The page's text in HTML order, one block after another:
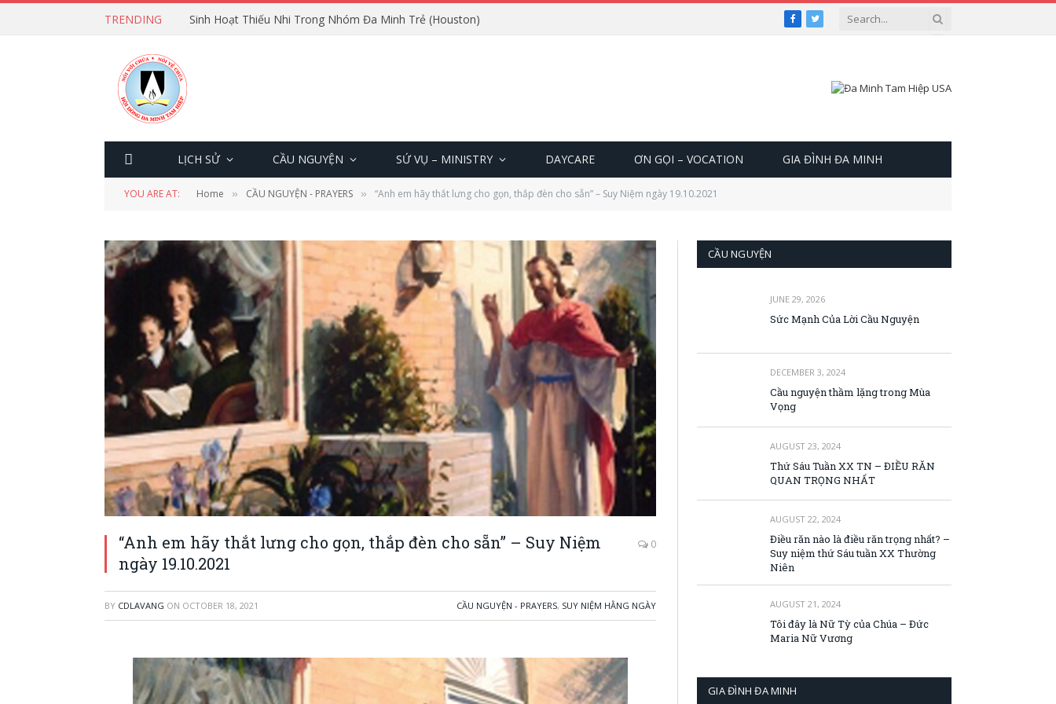
TRENDING Sinh Hoạt Thiếu Nhi Trong Nhóm Đa Minh Trẻ (Houston) Facebook
Twitter
LỊCH SỬ CẦU NGUYỆN SỨ VỤ – MINISTRY DAYCARE ƠN GỌI – VOCATION GIA ĐÌNH ĐA MINH
YOU ARE AT: Home » CẦU NGUYỆN - PRAYERS » “Anh em hãy thắt lưng cho gọn, thắp đèn cho sẵn” – Suy Niệm ngày 19.10.2021
“Anh em hãy thắt lưng cho gọn, thắp đèn cho sẵn” – Suy Niệm
ngày 19.10.2021
0
BY CDLAVANG ON OCTOBER 18, 2021 CẦU NGUYỆN - PRAYERS, SUY NIỆM HẰNG NGÀY
CẦU NGUYỆN
JUNE 29, 2026
Sức Mạnh Của Lời Cầu Nguyện
DECEMBER 3, 2024
Cầu nguyện thầm lặng trong Mùa
Vọng
AUGUST 23, 2024
Thứ Sáu Tuần XX TN – ĐIỀU RĂN
QUAN TRỌNG NHẤT
AUGUST 22, 2024
Điều răn nào là điều răn trọng nhất? –
Suy niệm thứ Sáu tuần XX Thường
Niên
AUGUST 21, 2024
Tôi đây là Nữ Tỳ của Chúa – Đức
Maria Nữ Vương
GIA ĐÌNH ĐA MINH